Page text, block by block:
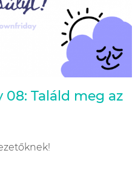
08: Találd meg az